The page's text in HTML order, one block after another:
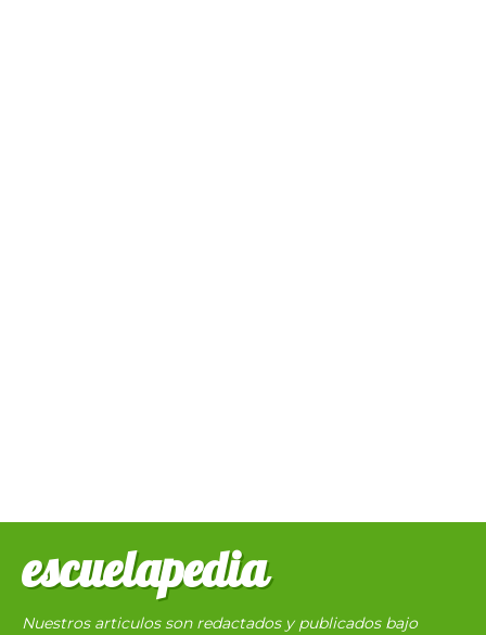
escuelapedia
Nuestros articulos son redactados y publicados bajo